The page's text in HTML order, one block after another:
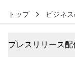
トップ ビジネ
プレスリリース配